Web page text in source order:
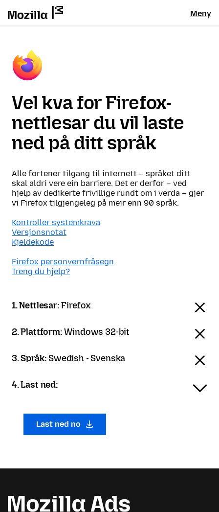
Meny
Vel kva for Firefox-
nettlesar du vil laste
ned på ditt språk
Alle fortener tilgang til internett – språket ditt
skal aldri vere ein barriere. Det er derfor – ved
hjelp av dedikerte frivillige rundt om i verda – gjer
vi Firefox tilgjengeleg på meir enn 90 språk.
Kontroller systemkrava
Versjonsnotat
Kjeldekode
Firefox personvernfråsegn
Treng du hjelp?
1. Nettlesar:Firefox
2. Plattform:Windows 32-bit
3. Språk: Swedish - Svenska
4. Last ned:
Last ned no